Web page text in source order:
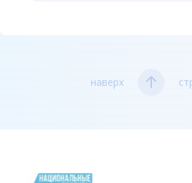
наверх